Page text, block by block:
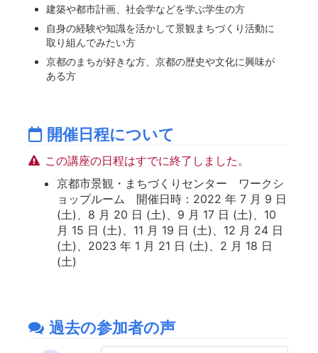
建築や都市計画、社会学などを学ぶ学生の方
自身の経験や知識を活かして景観まちづくり活動に
取り組んでみたい方
京都のまちが好きな方、京都の歴史や文化に興味が
ある方
開催日程について
この講座の日程はすでに終了しました。
京都市景観・まちづくりセンター ワークシ
ョップルーム 開催日時：2022 年 7 月 9 日
(土)、8 月 20 日 (土)、9 月 17 日 (土)、10
月 15 日 (土)、11 月 19 日 (土)、12 月 24 日
(土)、2023 年 1 月 21 日 (土)、2 月 18 日
(土)
過去の参加者の声